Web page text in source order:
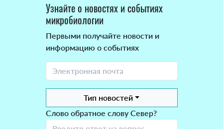
Узнайте о новостях и событиях
микробиологии
Первыми получайте новости и
информацию о событиях
Тип новостей
Слово обратное слову Север?